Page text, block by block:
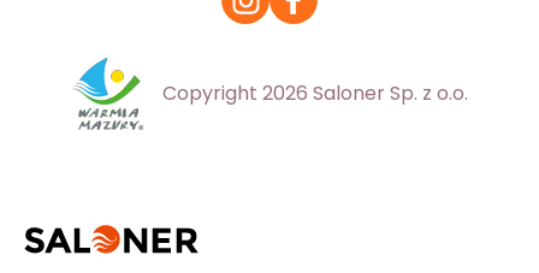
Copyright 2026 Saloner Sp. z o.o.